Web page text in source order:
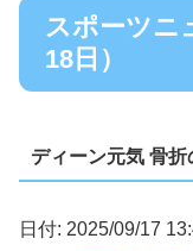
スポーツニ
18日）
ディーン元気 骨
日付: 2025/09/17